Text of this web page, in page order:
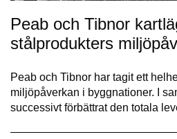
Peab och Tibnor
stålprodukters
Peab och Tibnor har tagit ett
miljöpåverkan i byggnationer. I
successivt förbättrat den totala